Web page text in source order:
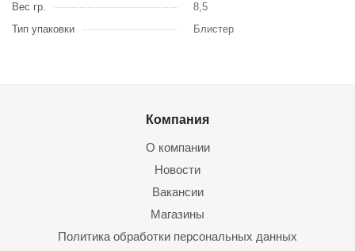
Вес гр.
8,5
Тип упаковки
Блистер
Компания
О компании
Новости
Вакансии
Магазины
Политика обработки персональных данных